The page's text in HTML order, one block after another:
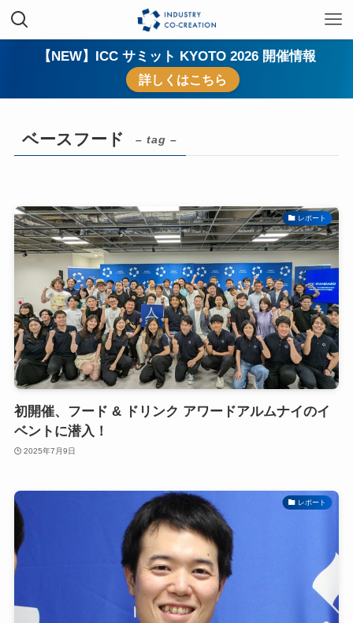
【NEW】ICC サミット KYOTO 2026 開催情報
詳しくはこちら
ベースフード – tag –
レポート
初開催、フード & ドリンク アワードアルムナイのイ
ベントに潜入！
2025年7月9日
レポート